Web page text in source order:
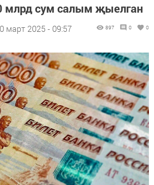
млрд сум салым җыелган
март 2025 - 09:57 897 0 0